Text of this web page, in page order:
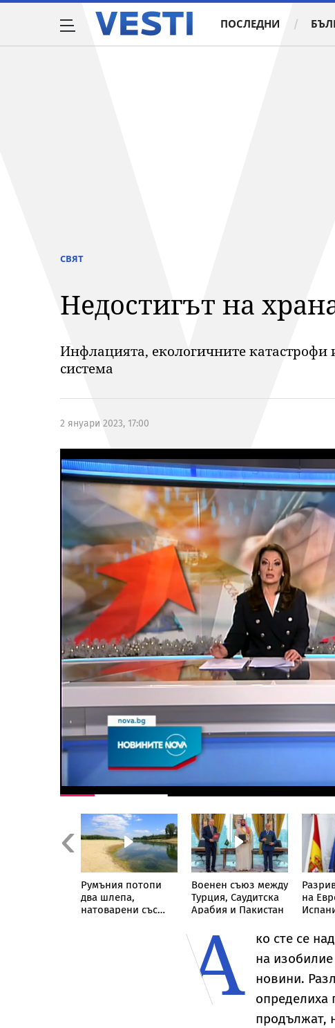
ПОСЛЕДНИ
СВЯТ
Недостигът на
Инфлацията, екологичните катастрофи
система
2 януари 2023, 17:00
Previous
Румъния потопи
два шлепа,
натоварени със
Военен съюз между
Турция, Саудитска
Арабия и Пакистан
на
А
ко сте се
на
новини.
определиха
продължат,